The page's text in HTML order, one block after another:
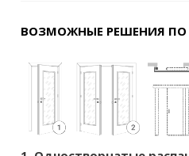
ВОЗМОЖНЫЕ РЕШЕНИЯ ПО